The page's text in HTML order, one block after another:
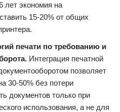
лет экономия на
15-20% от общих
печати по требованию и
Интеграция печатной
позволяет
30-50% без потери
документов только при
использования, а не для